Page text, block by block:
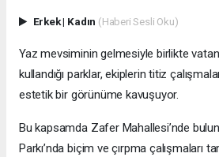
Erkek| Kadın (Haberi Sesli Oku)
Yaz mevsiminin gelmesiyle birlikte
kullandığı parklar, ekiplerin titiz
estetik bir görünüme kavuşuyor.
Bu kapsamda Zafer Mahallesi’nde
Parkı’nda biçim ve çırpma çalışmaları